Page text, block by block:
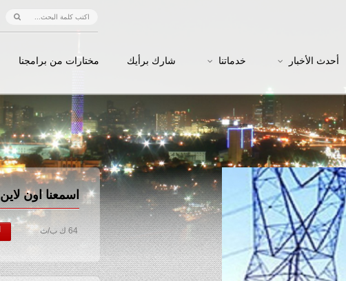
أحدث الأخبار خدماتنا شارك برأيك مختارات من برامجنا
اسمعنا اون لاين
64 ك ب/ث